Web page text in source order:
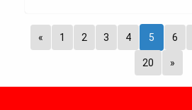
« 1 2 3 4 5 6
20 »